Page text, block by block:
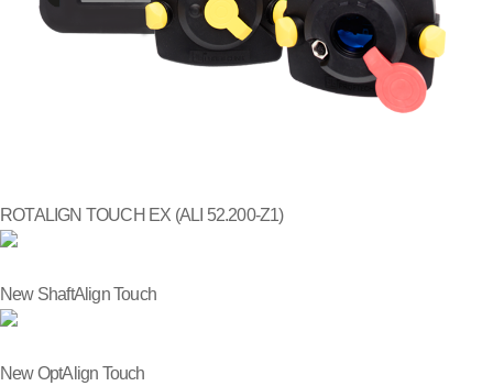
ROTALIGN TOUCH EX (ALI 52.200-Z1)
New ShaftAlign Touch
New OptAlign Touch